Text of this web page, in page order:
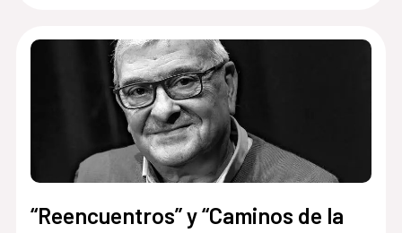
“Reencuentros” y “Caminos de la